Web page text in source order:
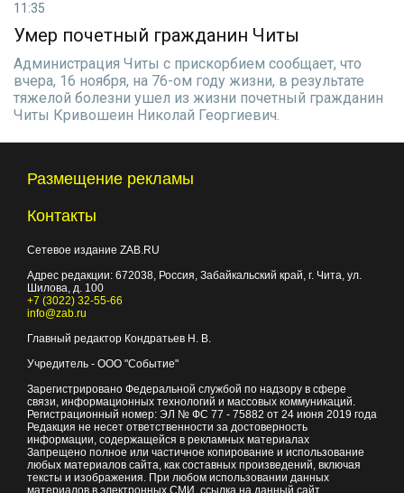
11:35
Умер почетный гражданин Читы
Администрация Читы с прискорбием сообщает, что
вчера, 16 ноября, на 76-ом году жизни, в результате
тяжелой болезни ушел из жизни почетный гражданин
Читы Кривошеин Николай Георгиевич.
Размещение рекламы
Контакты
Сетевое издание ZAB.RU
Адрес редакции: 672038, Россия, Забайкальский край, г. Чита, ул.
Шилова, д. 100
+7 (3022) 32-55-66
info@zab.ru
Главный редактор Кондратьев Н. В.
Учредитель - ООО "Событие"
Зарегистрировано Федеральной службой по надзору в сфере
связи, информационных технологий и массовых коммуникаций.
Регистрационный номер: ЭЛ № ФС 77 - 75882 от 24 июня 2019 года
Редакция не несет ответственности за достоверность
информации, содержащейся в рекламных материалах
Запрещено полное или частичное копирование и использование
любых материалов сайта, как составных произведений, включая
тексты и изображения. При любом использовании данных
материалов в электронных СМИ, ссылка на данный сайт